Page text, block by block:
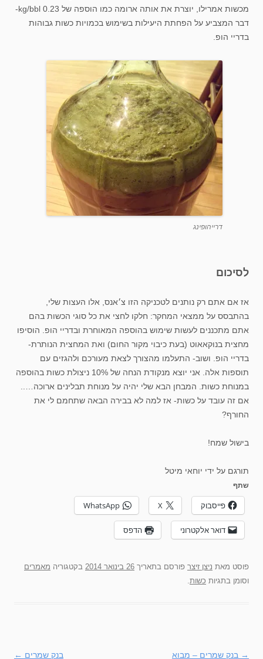
מכשות אמרילו, יוצרת את אותה ארומה כמו הוספה של 0.23 kg/bbl-
דבר המצביע על הפחתת היעילות בשימוש בכמויות כשות גבוהות
בדריי הופ.
דרייהופינג
לסיכום
אז אם אתם רק נותנים לטכניקה הזו צ׳אנס, אלו העצות שלי,
בהתבסס על ממצאי המחקר: חלקו לחצי את כל סוגי הכשות בהם
אתם מתכננים לעשות שימוש בהוספה המאוחרת ובדריי הופ. הוסיפו
מחצית בנוקאאוט (בעת כיבוי מקור החום) ואת המחצית הנותרת-
בדריי הופ. ושוב- התעלמו מהצורך לצאת מעורכם ולהגזים עם
תוספות אלה. אני יוצא מנקודת הנחה של 10% ניצולת כשות בהוספה
במנוחת כשות. המבחן הבא שלי יהיה על מנוחת תבלינים ארוכה…..
אם זה עובד על כשות- אז למה לא בבירה הבאה שתחמם לי את
החורף?
בישול שמח!
תורגם על ידי יוחאי מיטל
שתף
פייסבוק X
WhatsApp
דואר אלקטרוני הדפס
פוסט מאת ניצן זיצר פורסם בתאריך 26 בינואר 2014 בקטגוריה מאמרים
וסומן בתגיות כשות
ניווט
→ בנק שמרים – מבוא בנק שמרים ←